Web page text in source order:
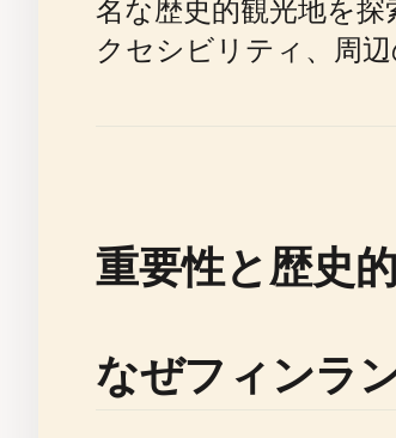
名な歴史的観光地を
クセシビリティ、周
重要性と歴史
なぜフィンラ